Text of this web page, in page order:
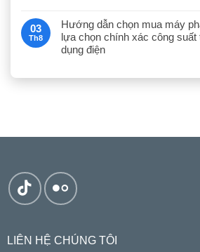
03
Th8
Hướng dẫn chọn mua máy
lựa chọn chính xác công
dụng điện
LIÊN HỆ CHÚNG TÔI